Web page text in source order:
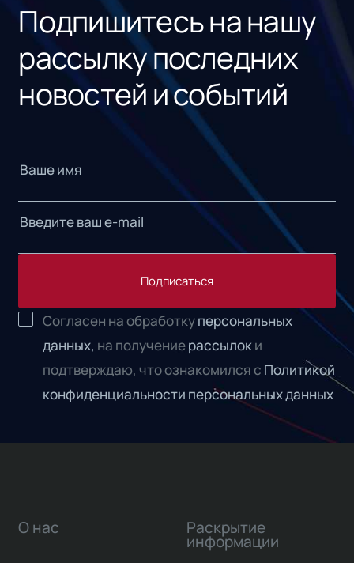
Подпишитесь на нашу
рассылку последних
новостей и событий
Подписаться
Согласен на обработкуперсональных
данных, на получениерассылоки
подтверждаю, что ознакомился с Политикой
конфиденциальности персональных данных
О нас Раскрытие
информации